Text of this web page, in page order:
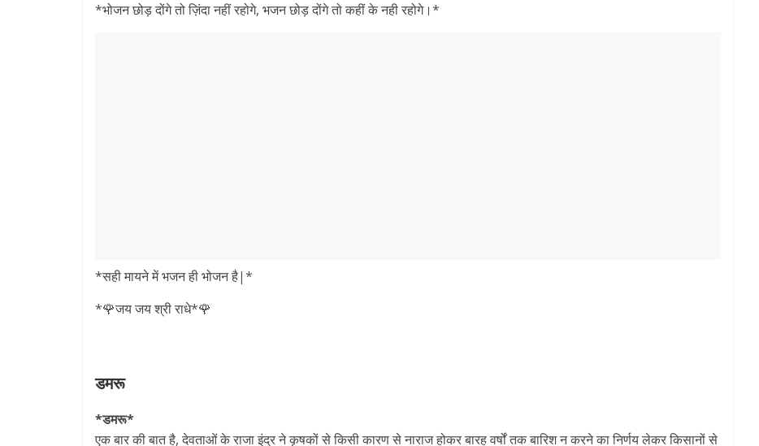
*भोजन छोड़ दोंगे तो ज़िंदा नहीं रहोगे, भजन छोड़ दोंगे तो कहीं के नही रहोगे।*
*सही मायने में भजन ही भोजन है|*
*🌹जय जय श्री राधे*🌹
डमरू
*डमरू*
एक बार की बात है, देवताओं के राजा इंद्र ने कृषकों से किसी कारण से नाराज होकर बारह वर्षों तक बारिश न करने का निर्णय लेकर किसानों से